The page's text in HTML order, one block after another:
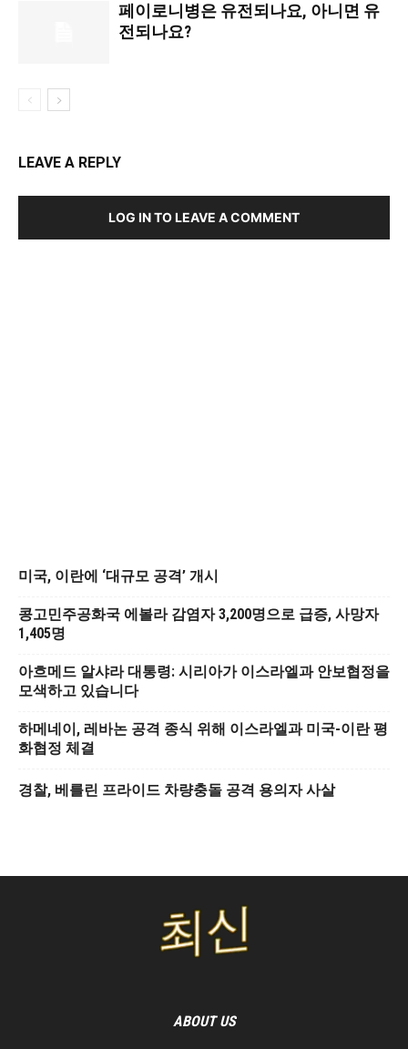
페이로니병은 유전되나요, 아니면 유
전되나요?
LEAVE A REPLY
LOG IN TO LEAVE A COMMENT
미국, 이란에 ‘대규모 공격’ 개시
콩고민주공화국 에볼라 감염자 3,200명으로 급증, 사망자
1,405명
아흐메드 알샤라 대통령: 시리아가 이스라엘과 안보협정을
모색하고 있습니다
하메네이, 레바논 공격 종식 위해 이스라엘과 미국-이란 평
화협정 체결
경찰, 베를린 프라이드 차량충돌 공격 용의자 사살
ABOUT US